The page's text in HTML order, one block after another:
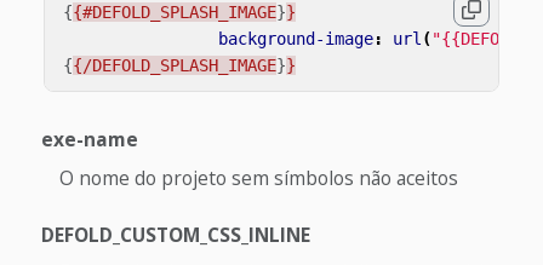
{{#DEFOLD_SPLASH_IMAGE}}
background-image: url (
{{/DEFOLD_SPLASH_IMAGE}}
exe-name
O nome do projeto sem símbolos não aceitos
DEFOLD_CUSTOM_CSS_INLINE